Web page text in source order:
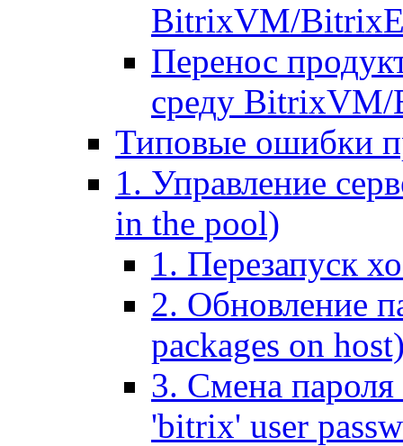
BitrixVM/
Перенос
среду
Типовые ошибки
1. Управление
in the pool)
1. Перезапуск
2. Обновление
packages on
3. Смена пароля
'bitrix' user